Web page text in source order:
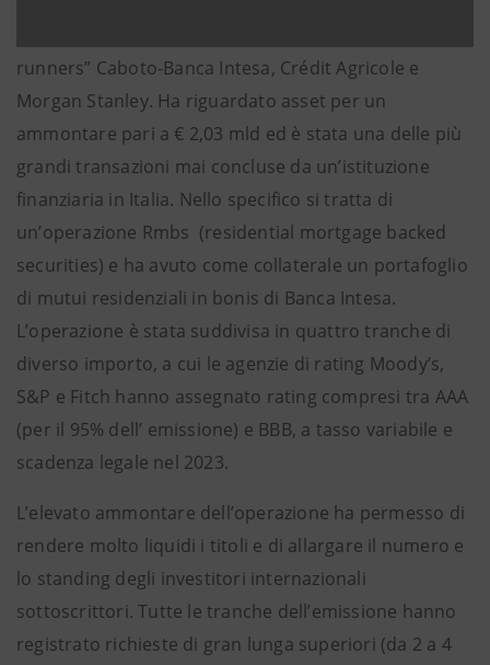
runners” Caboto-Banca Intesa, Crédit Agricole e
Morgan Stanley. Ha riguardato asset per un
ammontare pari a € 2,03 mld ed è stata una delle più
grandi transazioni mai concluse da un’istituzione
finanziaria in Italia. Nello specifico si tratta di
un’operazione Rmbs (residential mortgage backed
securities) e ha avuto come collaterale un portafoglio
di mutui residenziali in bonis di Banca Intesa.
L’operazione è stata suddivisa in quattro tranche di
diverso importo, a cui le agenzie di rating Moody’s,
S&P e Fitch hanno assegnato rating compresi tra AAA
(per il 95% dell’ emissione) e BBB, a tasso variabile e
scadenza legale nel 2023.
L’elevato ammontare dell’operazione ha permesso di
rendere molto liquidi i titoli e di allargare il numero e
lo standing degli investitori internazionali
sottoscrittori. Tutte le tranche dell’emissione hanno
registrato richieste di gran lunga superiori (da 2 a 4